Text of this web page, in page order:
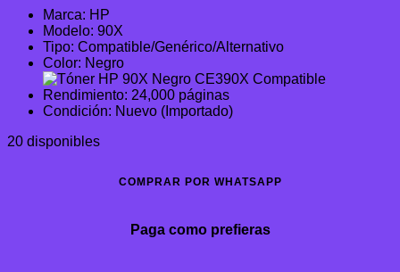
Marca: HP
Modelo: 90X
Tipo: Compatible/Genérico/Alternativo
Color: Negro
Rendimiento: 24,000 páginas
Condición: Nuevo (Importado)
20 disponibles
COMPRAR POR WHATSAPP
Paga como prefieras